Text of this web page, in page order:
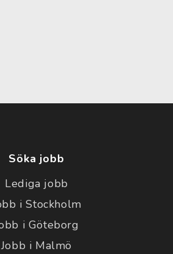
Söka jobb
Lediga jobb
i Stockholm
i Göteborg
Jobb i Malmö